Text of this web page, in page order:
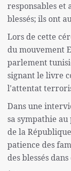
responsables et
blessés; ils ont
Lors de cette
du mouvement
parlement
signant le livre
l'attentat
Dans une
sa sympathie
de la
patience des
des blessés